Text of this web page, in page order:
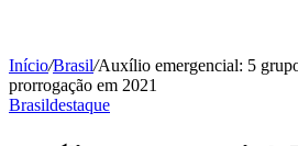
Início/Brasil/Auxílio emergencial: 5
prorrogação em 2021
Brasildestaque